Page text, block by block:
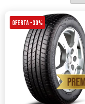
OFERTA -30%